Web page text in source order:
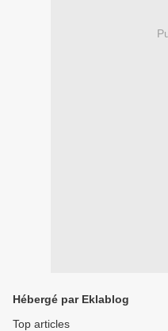
Hébergé par Eklablog
Top articles